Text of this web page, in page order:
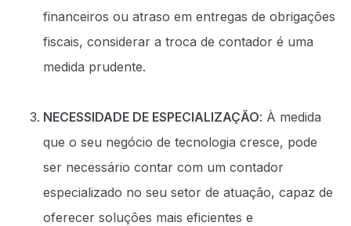
financeiros ou atraso em entregas de obrigações
fiscais, considerar a troca de contador é uma
medida prudente.
NECESSIDADE DE ESPECIALIZAÇÃO: À medida
que o seu negócio de tecnologia cresce, pode
ser necessário contar com um contador
especializado no seu setor de atuação, capaz de
oferecer soluções mais eficientes e